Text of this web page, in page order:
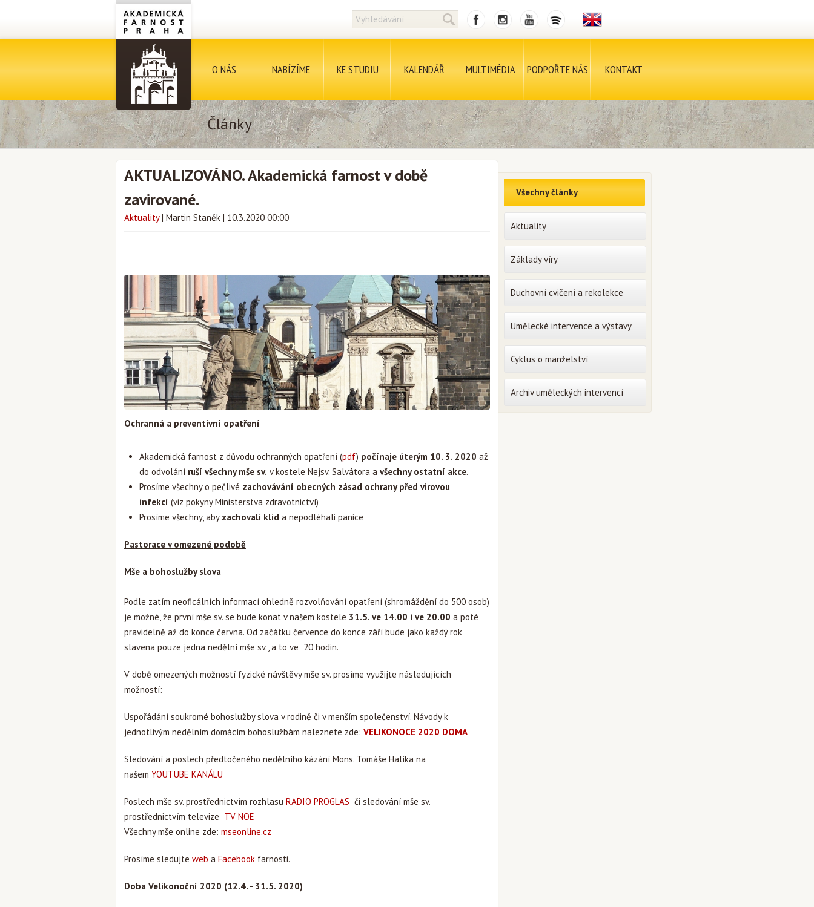
O NÁS NABÍZÍME KE STUDIU KALENDÁŘ MULTIMÉDIA PODPOŘTE NÁS KONTAKT
Články
AKTUALIZOVÁNO. Akademická farnost v době
zavirované.
Aktuality | Martin Staněk | 10.3.2020 00:00
Ochranná a preventivní opatření
Akademická farnost z důvodu ochranných opatření (pdf) počínaje úterým 10. 3. 2020 až
do odvolání ruší všechny mše sv. v kostele Nejsv. Salvátora a všechny ostatní akce.
Prosíme všechny o pečlivé zachovávání obecných zásad ochrany před virovou
infekcí (viz pokyny Ministerstva zdravotnictví)
Prosíme všechny, aby zachovali klid a nepodléhali panice
Pastorace v omezené podobě
Mše a bohoslužby slova
Podle zatím neoficálních informací ohledně rozvolňování opatření (shromáždění do 500 osob)
je možné, že první mše sv. se bude konat v našem kostele 31.5. ve 14.00 i ve 20.00 a poté
pravidelně až do konce června. Od začátku července do konce září bude jako každý rok
slavena pouze jedna nedělní mše sv., a to ve 20 hodin.
V době omezených možností fyzické návštěvy mše sv. prosíme využijte následujících
možností:
Uspořádání soukromé bohoslužby slova v rodině či v menším společenství. Návody k
jednotlivým nedělním domácím bohoslužbám naleznete zde: VELIKONOCE 2020 DOMA
Sledování a poslech předtočeného nedělního kázání Mons. Tomáše Halíka na
našem YOUTUBE KANÁLU
Poslech mše sv. prostřednictvím rozhlasu RADIO PROGLAS či sledování mše sv.
prostřednictvím televize TV NOE
Všechny mše online zde: mseonline.cz
Prosíme sledujte web a Facebook farnosti.
Doba Velikonoční 2020 (12.4. - 31.5. 2020)
Všechny články
Aktuality
Základy víry
Duchovní cvičení a rekolekce
Umělecké intervence a výstavy
Cyklus o manželství
Archiv uměleckých intervencí